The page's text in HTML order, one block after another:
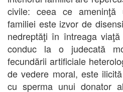
civile: ceea ce ameninţă
familiei este izvor de
nedreptăţi în întreaga
conduc la o judecată
fecundării artificiale
de vedere moral, este
cu sperma unui donator